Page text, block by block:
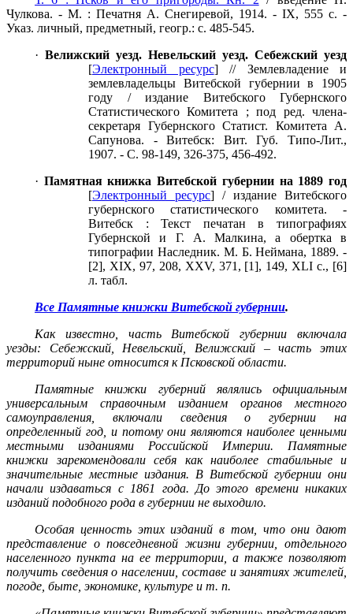
Чулкова. - М. : Печатня А. Снегиревой, 1914. - IX, 555 с. -
Указ. личный, предметный, геогр.: с. 485-545.
· Велижский уезд. Невельский уезд. Себежский уезд
[Электронный ресурс] // Землевладение и
землевладельцы Витебской губернии в 1905
году / издание Витебского Губернского
Статистического Комитета ; под ред. члена-
секретаря Губернского Статист. Комитета А.
Сапунова. - Витебск: Вит. Губ. Типо-Лит.,
1907. - С. 98-149, 326-375, 456-492.
· Памятная книжка Витебской губернии на 1889 год
[Электронный ресурс] / издание Витебского
губернского статистического комитета. -
Витебск : Текст печатан в типографиях
Губернской и Г. А. Малкина, а обертка в
типографии Наследник. М. Б. Неймана, 1889. -
[2], XIX, 97, 208, XXV, 371, [1], 149, XLI с., [6]
л. табл.
Все Памятные книжки Витебской губернии.
Как известно, часть Витебской губернии включала
уезды: Себежский, Невельский, Велижский – часть этих
территорий ныне относится к Псковской области.
Памятные книжки губерний являлись официальным
универсальным справочным изданием органов местного
самоуправления, включали сведения о губернии на
определенный год, и потому они являются наиболее ценными
местными изданиями Российской Империи. Памятные
книжки зарекомендовали себя как наиболее стабильные и
значительные местные издания. В Витебской губернии они
начали издаваться с 1861 года. До этого времени никаких
изданий подобного рода в губернии не выходило.
Особая ценность этих изданий в том, что они дают
представление о повседневной жизни губернии, отдельного
населенного пункта на ее территории, а также позволяют
получить сведения о населении, составе и занятиях жителей,
погоде, быте, экономике, культуре и т. п.